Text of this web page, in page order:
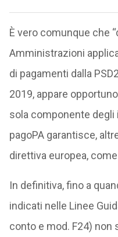
È vero comunque che
Amministrazioni
di pagamenti dalla
2019, appare
sola componente degli
pagoPA garantisce,
direttiva europea,
In definitiva, fino a
indicati nelle Linee
conto e mod. F24)